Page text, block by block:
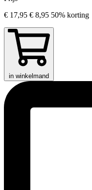
€ 17,95 € 8,95 50% korting
in winkelmand